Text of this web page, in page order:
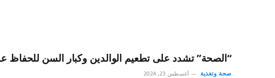
“الصحة” تشدد على تطعيم الوالدين وكبار السن للحفاظ
صحة وتغذية أغسطس 23, 2024